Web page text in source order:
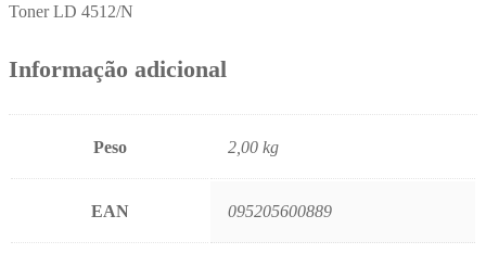
Toner LD 4512/N
Informação adicional
Peso 2,00 kg
EAN 095205600889